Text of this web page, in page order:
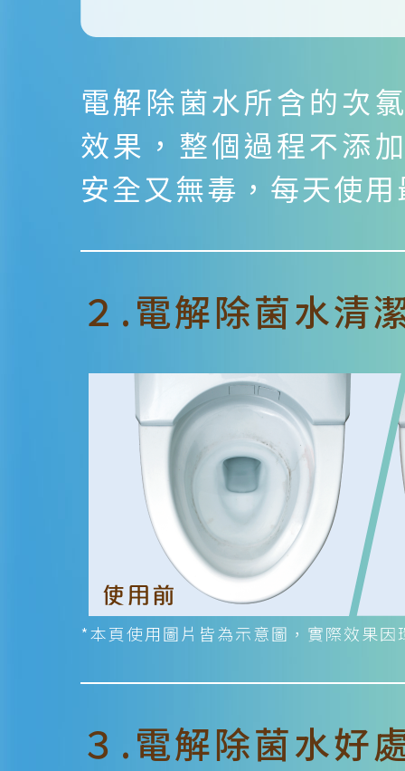
電解除菌水所含的次
效果，整個過程不添
安全又無毒，每天使
２.電解除菌水清
*本頁使用圖片皆為示意圖，實際效果因
３.電解除菌水好